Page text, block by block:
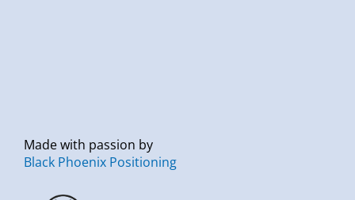
Made with passion by
Black Phoenix Positioning